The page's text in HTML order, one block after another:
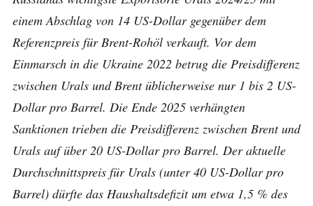
einem Abschlag von 14 US-Dollar gegenüber dem
Referenzpreis für Brent-Rohöl verkauft. Vor dem
Einmarsch in die Ukraine 2022 betrug die Preisdifferenz
zwischen Urals und Brent üblicherweise nur 1 bis 2 US-
Dollar pro Barrel. Die Ende 2025 verhängten
Sanktionen trieben die Preisdifferenz zwischen Brent und
Urals auf über 20 US-Dollar pro Barrel. Der aktuelle
Durchschnittspreis für Urals (unter 40 US-Dollar pro
Barrel) dürfte das Haushaltsdefizit um etwa 1,5 % des